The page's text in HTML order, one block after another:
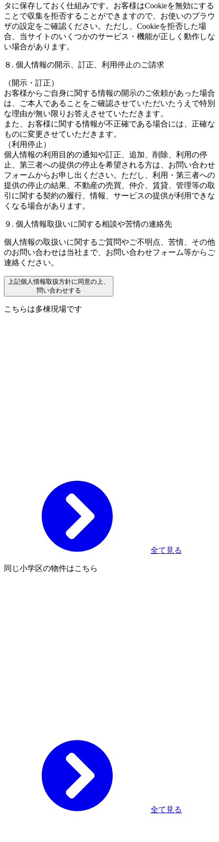
タに保存しておく仕組みです。お客様はCookieを無効にする
ことで収集を拒否することができますので、お使いのブラウ
ザの設定をご確認ください。ただし、Cookieを拒否した場
合、当サイトのいくつかのサービス・機能が正しく動作しな
い場合があります。
８. 個人情報の開示、訂正、利用停止のご請求
（開示・訂正）
お客様からご自身に関する情報の開示のご依頼があった場合
は、ご本人であることをご確認させていただいたうえで特別
な理由が無い限りお答えさせていただきます。
また、お客様に関する情報が不正確である場合には、正確な
ものに変更させていただきます。
（利用停止）
個人情報の利用目的の通知や訂正、追加、削除、利用の停
止、第三者への提供の停止を希望される方は、お問い合わせ
フォームからお申し出ください。ただし、利用・第三者への
提供の停止の結果、不動産の売買、仲介、賃貸、管理等の取
引に関する契約の履行、情報、サービスの提供が利用できな
くなる場合があります。
９. 個人情報取扱いに関する相談や苦情の連絡先
個人情報の取扱いに関するご質問やご不明点、苦情、その他
のお問い合わせは当社まで、お問い合わせフォーム等からご
連絡ください。
上記個人情報取扱方針に同意の上、
問い合わせする
こちらは多棟現場です
全て見る
同じ小学区の物件はこちら
全て見る